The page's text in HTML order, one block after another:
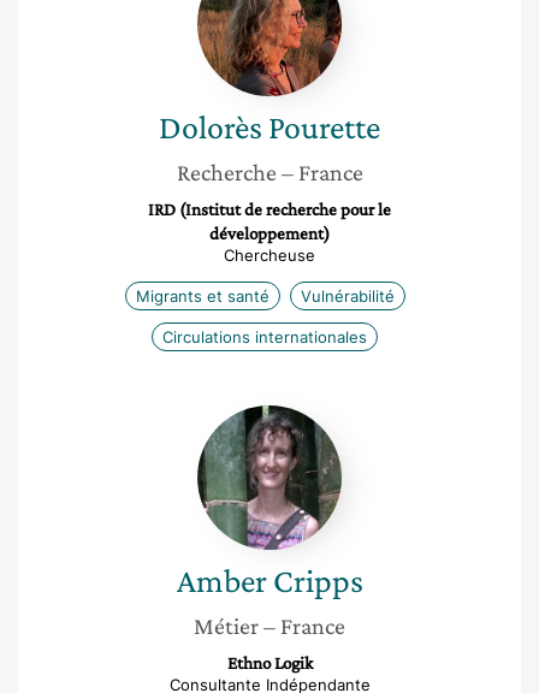
Dolorès Pourette
Recherche – France
IRD (Institut de recherche pour le
développement)
Chercheuse
Migrants et santé Vulnérabilité
Circulations internationales
Amber
Cripps
Amber Cripps
Métier– France
Ethno Logik
Consultante Indépendante